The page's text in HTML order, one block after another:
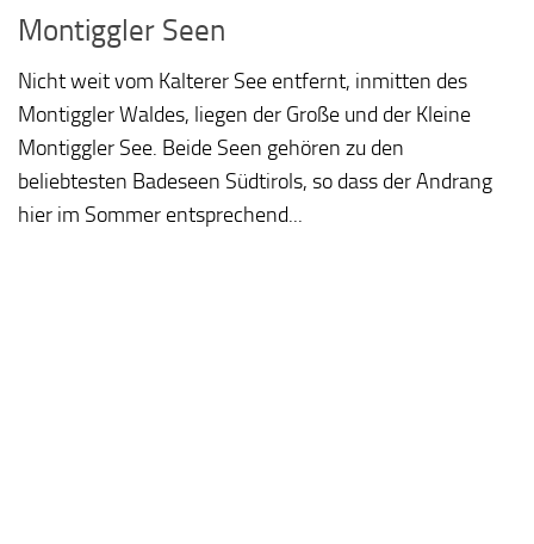
Montiggler Seen
Nicht weit vom Kalterer See entfernt, inmitten des
Montiggler Waldes, liegen der Große und der Kleine
Montiggler See. Beide Seen gehören zu den
beliebtesten Badeseen Südtirols, so dass der Andrang
hier im Sommer entsprechend...